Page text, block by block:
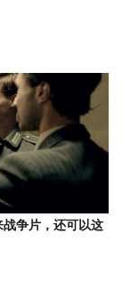
战争片，还可以这